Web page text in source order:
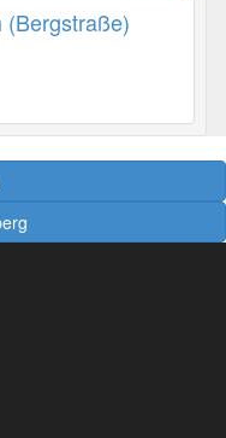
(Bergstraße)